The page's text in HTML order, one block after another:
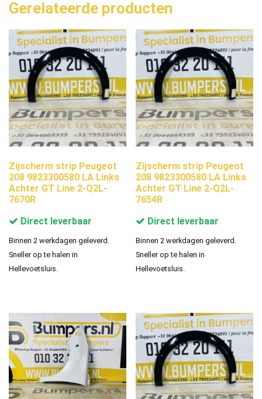
Gerelateerde producten
Zijscherm strip Peugeot
208 9823300580 LA Links
Achter GT Line 2-Q2L-
7670R
Direct leverbaar
Binnen 2 werkdagen geleverd.
Sneller op te halen in
Hellevoetsluis.
Zijscherm strip Peugeot
208 9823300580 LA Links
Achter GT Line 2-Q2L-
7654R
Direct leverbaar
Binnen 2 werkdagen geleverd.
Sneller op te halen in
Hellevoetsluis.